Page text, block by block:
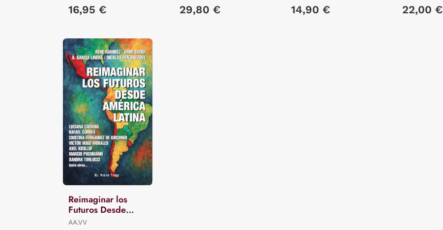
16,95 € 29,80 € 14,90 € 22,00 €
Reimaginar los
Futuros Desde
América Latina
AA.VV